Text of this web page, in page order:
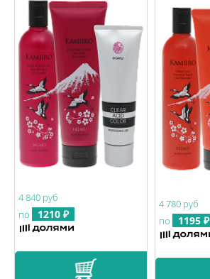
4 840 руб
по
1210 ₽
4 780 руб
по
1195 ₽